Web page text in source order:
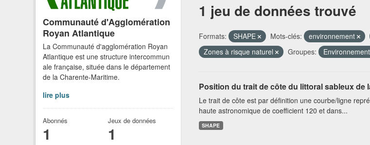
Communauté d'Agglomération
Royan Atlantique
La Communauté d'agglomération Royan
Atlantique est une structure intercommun
ale française, située dans le département
de la Charente-Maritime.
lire plus
Abonnés
1
Jeux de données
1
1 jeu de données trouvé
Formats: SHAPE Mots-clés: environnement
Zones à risque naturel
Groupes: Environnement
Position du trait de côte du littoral sableux de
Le trait de côte est par définition une courbe/ligne
haute astronomique de coefficient 120 et dans...
SHAPE